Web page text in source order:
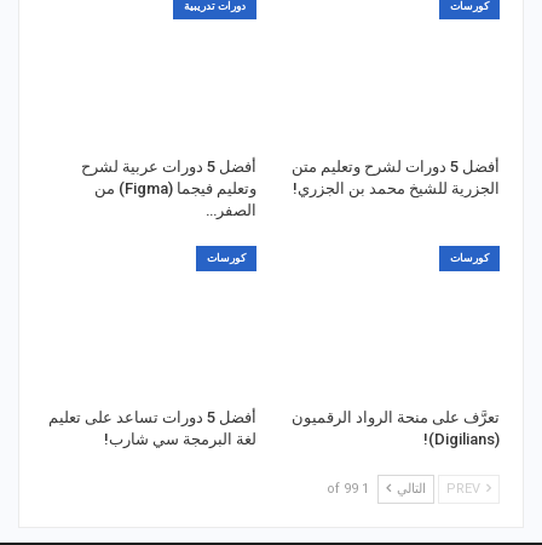
كورسات
أفضل 5 دورات لشرح وتعليم متن
الجزرية للشيخ محمد بن الجزري!
دورات تدريبية
أفضل 5 دورات عربية لشرح
وتعليم فيجما (Figma) من
الصفر…
كورسات
تعرَّف على منحة الرواد الرقميون
(Digilians)!
كورسات
أفضل 5 دورات تساعد على تعليم
لغة البرمجة سي شارب!
التالي 1 of 99